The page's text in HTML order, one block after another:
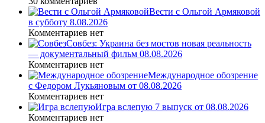
Вести с Ольгой Армяковой
в субботу 8.08.2026
Комментариев нет
Совбез: Украина без мостов новая реальность
— документальный фильм 08.08.2026
Комментариев нет
Международное обозрение
с Федором Лукьяновым от 08.08.2026
Комментариев нет
Игра вслепую 7 выпуск от 08.08.2026
Комментариев нет